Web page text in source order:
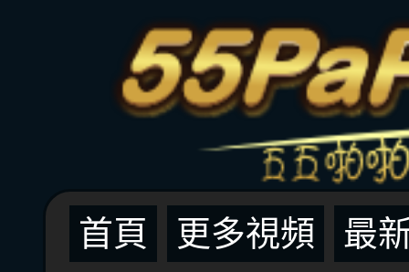
首頁 更多視頻 最